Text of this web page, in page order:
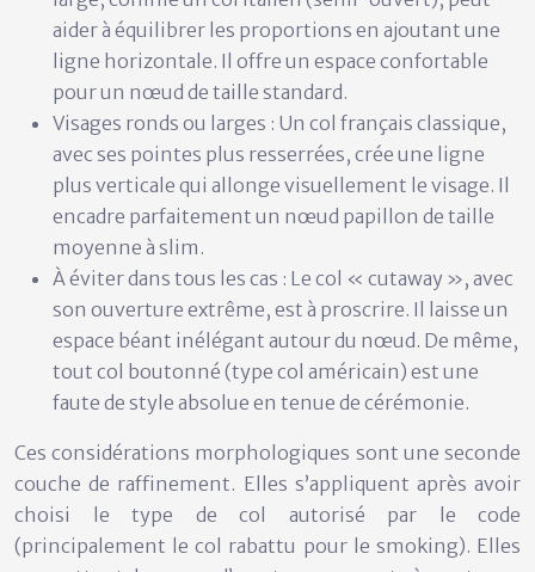
aider à équilibrer les proportions en ajoutant une
ligne horizontale. Il offre un espace confortable
pour un nœud de taille standard.
Visages ronds ou larges : Un col français classique,
avec ses pointes plus resserrées, crée une ligne
plus verticale qui allonge visuellement le visage. Il
encadre parfaitement un nœud papillon de taille
moyenne à slim.
À éviter dans tous les cas : Le col « cutaway », avec
son ouverture extrême, est à proscrire. Il laisse un
espace béant inélégant autour du nœud. De même,
tout col boutonné (type col américain) est une
faute de style absolue en tenue de cérémonie.
Ces considérations morphologiques sont une seconde
couche de raffinement. Elles s’appliquent après avoir
choisi le type de col autorisé par le code
(principalement le col rabattu pour le smoking). Elles